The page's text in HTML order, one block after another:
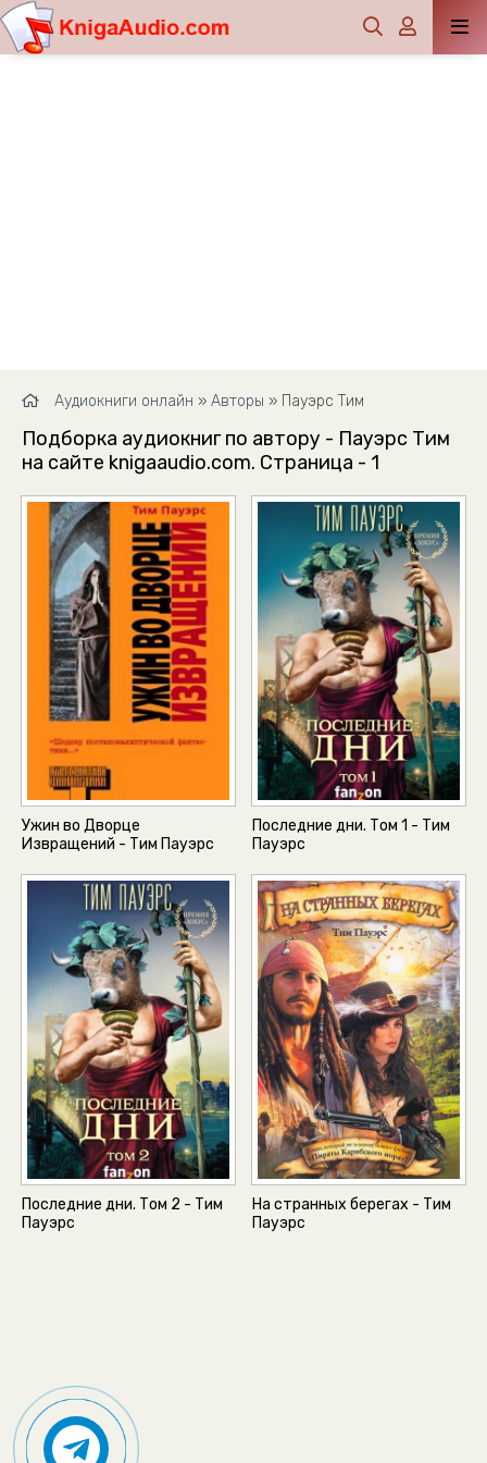
Аудиокниги онлайн » Авторы » Пауэрс Тим
Подборка аудиокниг по автору - Пауэрс Тим
на сайте knigaaudio.com. Страница - 1
Ужин во Дворце
Извращений - Тим Пауэрс
Последние дни. Том 1 - Тим
Пауэрс
Последние дни. Том 2 - Тим
Пауэрс
На странных берегах - Тим
Пауэрс